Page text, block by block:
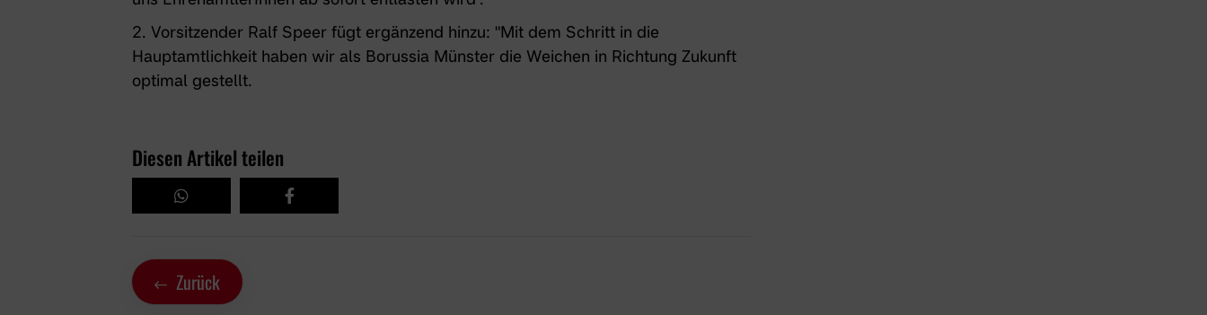
2. Vorsitzender Ralf Speer fügt ergänzend hinzu: "Mit dem Schritt in die
Hauptamtlichkeit haben wir als Borussia Münster die Weichen in Richtung Zukunft
optimal gestellt.
Diesen Artikel teilen
Zurück